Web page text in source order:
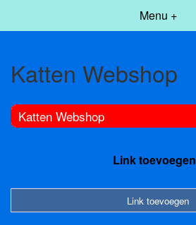
Menu +
Katten Webshop
Katten Webshop
Link toevoegen
Link toevoegen